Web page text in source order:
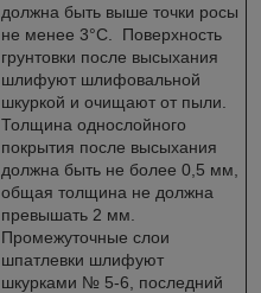
должна быть выше точки росы
не менее 3°С. Поверхность
грунтовки после высыхания
шлифуют шлифовальной
шкуркой и очищают от пыли.
Толщина однослойного
покрытия после высыхания
должна быть не более 0,5 мм,
общая толщина не должна
превышать 2 мм.
Промежуточные слои
шпатлевки шлифуют
шкурками № 5-6, последний